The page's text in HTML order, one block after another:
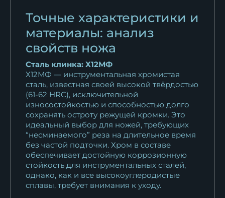
Нож Овод 2 дамаск полный
камень...
61 686 ₽
Нож Овод 2 дамаск торцевой
с...
29 492₽
Нож Овод 2 дамаск полный
камень...
63 743₽
Нож Овод 2 дамаск торцевой
резная...
29 492₽
Точные характеристики и
материалы: анализ
свойств ножа
Сталь клинка: Х12МФ
Х12МФ — инструментальная хромистая
сталь, известная своей высокой твёрдостью
(61-62 HRC), исключительной
износостойкостью и способностью долго
сохранять остроту режущей кромки. Это
идеальный выбор для ножей, требующих
“несминаемого” реза на длительное время
без частой подточки. Хром в составе
обеспечивает достойную коррозионную
стойкость для инструментальных сталей,
однако, как и все высокоуглеродистые
сплавы, требует внимания к уходу.